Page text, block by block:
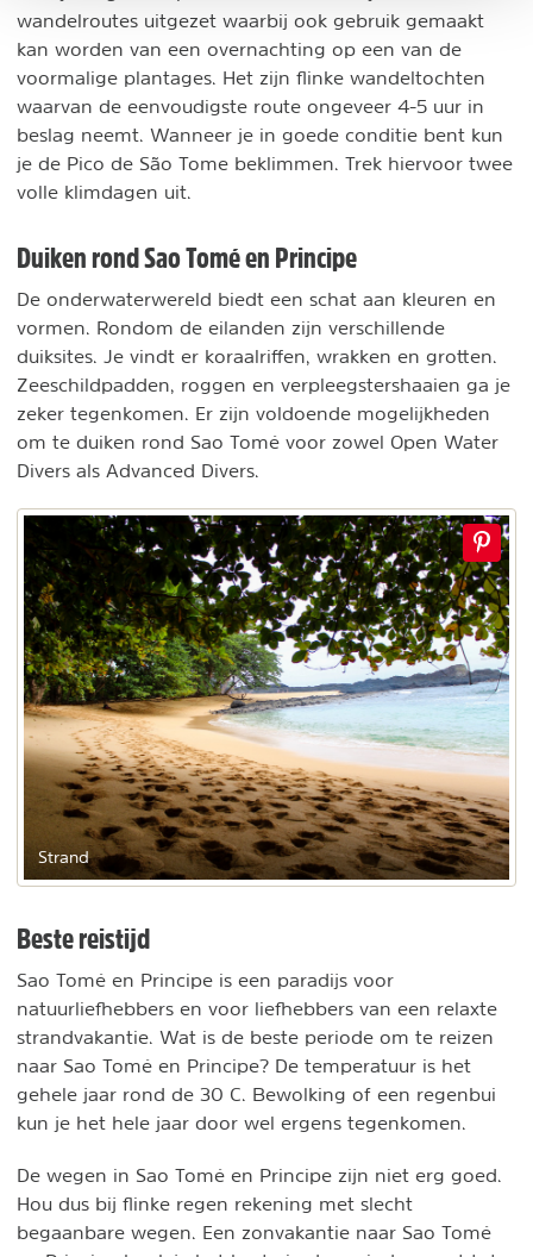
wandelroutes uitgezet waarbij ook gebruik gemaakt
kan worden van een overnachting op een van de
voormalige plantages. Het zijn flinke wandeltochten
waarvan de eenvoudigste route ongeveer 4-5 uur in
beslag neemt. Wanneer je in goede conditie bent kun
je de Pico de São Tome beklimmen. Trek hiervoor twee
volle klimdagen uit.
Duiken rond Sao Tomé en Principe
De onderwaterwereld biedt een schat aan kleuren en
vormen. Rondom de eilanden zijn verschillende
duiksites. Je vindt er koraalriffen, wrakken en grotten.
Zeeschildpadden, roggen en verpleegstershaaien ga je
zeker tegenkomen. Er zijn voldoende mogelijkheden
om te duiken rond Sao Tomé voor zowel Open Water
Divers als Advanced Divers.
Strand
Beste reistijd
Sao Tomé en Principe is een paradijs voor
natuurliefhebbers en voor liefhebbers van een relaxte
strandvakantie. Wat is de beste periode om te reizen
naar Sao Tomé en Principe? De temperatuur is het
gehele jaar rond de 30 C. Bewolking of een regenbui
kun je het hele jaar door wel ergens tegenkomen.
De wegen in Sao Tomé en Principe zijn niet erg goed.
Hou dus bij flinke regen rekening met slecht
begaanbare wegen. Een zonvakantie naar Sao Tomé